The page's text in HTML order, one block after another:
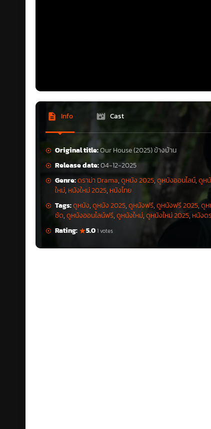
Info Cast
Original title:Our House (2025) ข้างบ้าน
Release date:04-12-2025
Genre:ดราม่า Drama,ดูหนัง 2025,ดูหนังออนไลน์,ดูห
ใหม่, หนังใหม่ 2025, หนังไทย
Tags:ดูหนัง,ดูหนัง 2025,ดูหนังฟรี,ดูหนังฟรี 2025,ดูห
ชัด,ดูหนังออนไลน์ฟรี,ดูหนังใหม่,ดูหนังใหม่ 2025, หนังด
Rating:
5.01 votes